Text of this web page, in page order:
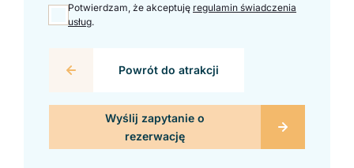
Potwierdzam, że akceptuję regulamin świadczenia
usług.
Powrót do atrakcji